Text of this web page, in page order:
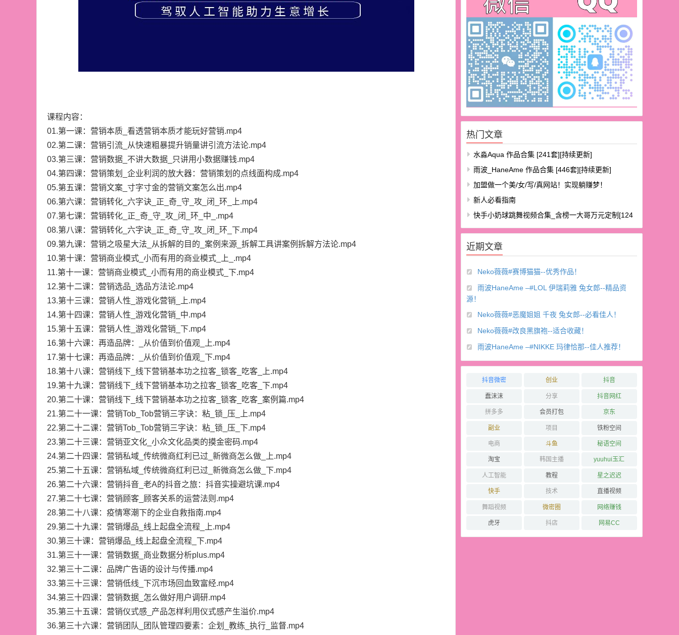
课程内容：
01.第一课：营销本质_看透营销本质才能玩好营销.mp4
02.第二课：营销引流_从快速粗暴提升销量讲引流方法论.mp4
03.第三课：营销数据_不讲大数据_只讲用小数据赚钱.mp4
04.第四课：营销策划_企业利润的放大器：营销策划的点线面构成.mp4
05.第五课：营销文案_寸字寸金的营销文案怎么出.mp4
06.第六课：营销转化_六字诀_正_奇_守_攻_闭_环_上.mp4
07.第七课：营销转化_正_奇_守_攻_闭_环_中_.mp4
08.第八课：营销转化_六字诀_正_奇_守_攻_闭_环_下.mp4
09.第九课：营销之吸星大法_从拆解的目的_案例来源_拆解工具讲案例拆解方法论.mp4
10.第十课：营销商业模式_小而有用的商业模式_上_.mp4
11.第十一课：营销商业模式_小而有用的商业模式_下.mp4
12.第十二课：营销选品_选品方法论.mp4
13.第十三课：营销人性_游戏化营销_上.mp4
14.第十四课：营销人性_游戏化营销_中.mp4
15.第十五课：营销人性_游戏化营销_下.mp4
16.第十六课：再造品牌：_从价值到价值观_上.mp4
17.第十七课：再造品牌：_从价值到价值观_下.mp4
18.第十八课：营销线下_线下营销基本功之拉客_锁客_吃客_上.mp4
19.第十九课：营销线下_线下营销基本功之拉客_锁客_吃客_下.mp4
20.第二十课：营销线下_线下营销基本功之拉客_锁客_吃客_案例篇.mp4
21.第二十一课：营销Tob_Tob营销三字诀：粘_锁_压_上.mp4
22.第二十二课：营销Tob_Tob营销三字诀：粘_锁_压_下.mp4
23.第二十三课：营销亚文化_小众文化品类的摸金密码.mp4
24.第二十四课：营销私域_传统微商红利已过_新微商怎么做_上.mp4
25.第二十五课：营销私域_传统微商红利已过_新微商怎么做_下.mp4
26.第二十六课：营销抖音_老A的抖音之旅：抖音实操避坑课.mp4
27.第二十七课：营销顾客_顾客关系的运营法则.mp4
28.第二十八课：疫情寒潮下的企业自救指南.mp4
29.第二十九课：营销爆品_线上起盘全流程_上.mp4
30.第三十课：营销爆品_线上起盘全流程_下.mp4
31.第三十一课：营销数据_商业数据分析plus.mp4
32.第三十二课：品牌广告语的设计与传播.mp4
33.第三十三课：营销低线_下沉市场回血致富经.mp4
34.第三十四课：营销数据_怎么做好用户调研.mp4
35.第三十五课：营销仪式感_产品怎样利用仪式感产生溢价.mp4
36.第三十六课：营销团队_团队管理四要素：企划_教练_执行_监督.mp4
热门文章
水淼aqua 作品合集 [241套][持续更新]
雨波_HaneAme 作品合集 [446套][持续更新]
加盟做一个美/女/写/真网站！实现躺赚梦！
新人必看指南
快手小奶球跳舞视频合集_含榜一大哥万元定制[124
V/8.48G]
近期文章
Neko薇薇#赛博猫猫--优秀作品！
雨波HaneAme –#LOL 伊瑞莉雅 兔女郎--精品资
源！
Neko薇薇#恶魔姐姐 千夜 兔女郎--必看佳人！
Neko薇薇#改良黑旗袍--适合收藏！
雨波HaneAme –#NIKKE 玛律恰那--佳人推荐！
抖音微密 创业 抖音
蠢沫沫 分享 抖音网红
拼多多 会员打包 京东
副业 项目 铁粉空间
电商 斗鱼 秘语空间
淘宝 韩国主播 yuuhui玉汇
人工智能 教程 星之迟迟
快手 技术 直播视频
舞蹈视频 微密圈 网络赚钱
虎牙 抖店 网易CC